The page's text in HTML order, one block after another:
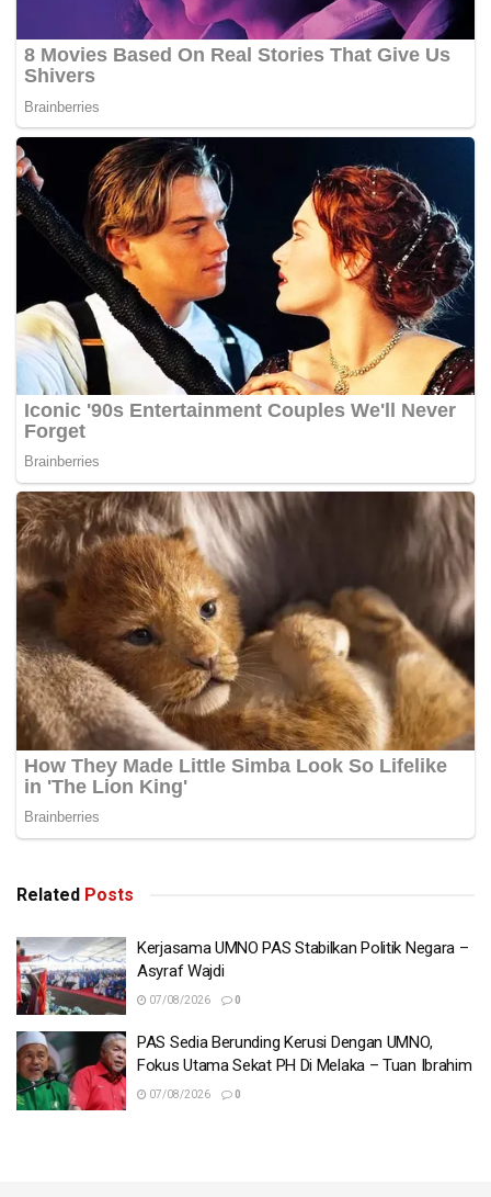
Tags: Ahmad Maslan UMNO
Related Posts
Kerjasama UMNO PAS Stabilkan Politik Negara –
Asyraf Wajdi
07/08/2026 0
PAS Sedia Berunding Kerusi Dengan UMNO,
Fokus Utama Sekat PH Di Melaka – Tuan Ibrahim
07/08/2026 0